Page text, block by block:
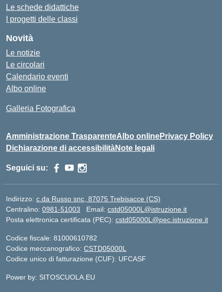
Le schede didattiche
I progetti delle classi
Novità
Le notizie
Le circolari
Calendario eventi
Albo online
Galleria Fotografica
Amministrazione TrasparenteAlbo onlinePrivacy Policy
Dichiarazione di accessibilitàNote legali
Seguici su:
Indirizzo: c.da Russo snc, 87075 Trebisacce (CS)
Centralino: 0981-51003 Email: cstd05000L@istruzione.it
Posta elettronica certificata (PEC): cstd05000L@pec.istruzione.it
Codice fiscale: 81000610782
Codice meccanografico: CSTD05000L
Codice unico di fatturazione (CUF): UFCASF
Power by: SITOSCUOLA.EU